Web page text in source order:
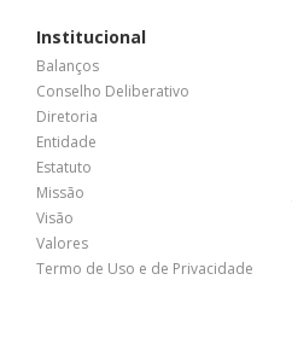
Institucional
Balanços
Conselho Deliberativo
Diretoria
Entidade
Estatuto
Missão
Visão
Valores
Termo de Uso e de Privacidade